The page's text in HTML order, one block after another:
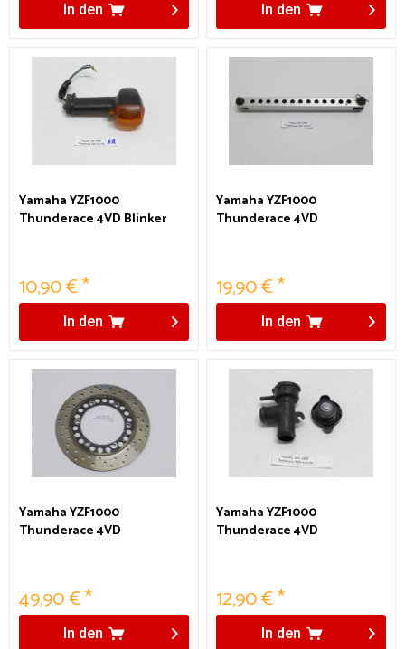
In den In den
Yamaha YZF1000
Thunderace 4VD Blinker
10,90 € *
In den
Yamaha YZF1000
Thunderace 4VD
19,90 € *
In den
Yamaha YZF1000
Thunderace 4VD
49,90 € *
In den
Yamaha YZF1000
Thunderace 4VD
12,90 € *
In den